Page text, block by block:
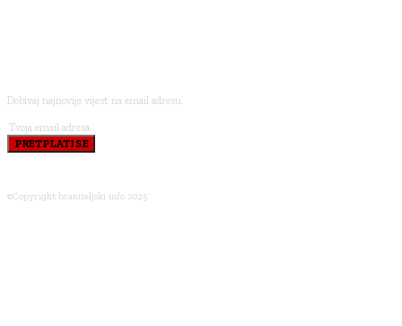
Dobivaj najnovije vijest na email adresu.
PRETPLATI SE
©Copyright braniteljski.info 2025